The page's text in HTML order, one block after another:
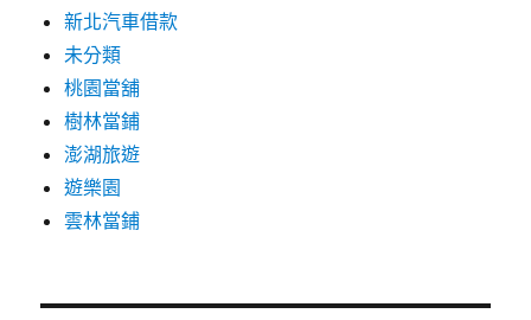
新北汽車借款
未分類
桃園當舖
樹林當鋪
澎湖旅遊
遊樂園
雲林當鋪